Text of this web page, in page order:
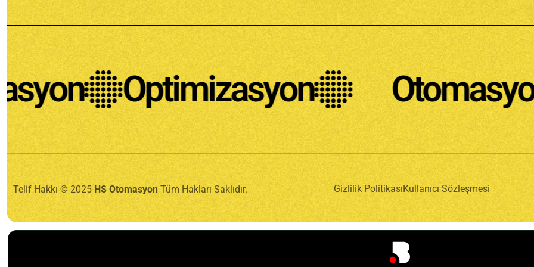
Optimizasyon Otomasyon
Telif Hakkı © 2025 HS Otomasyon Tüm Hakları Saklıdır. Gizlilik PolitikasıKullanıcı Sözleşmesi